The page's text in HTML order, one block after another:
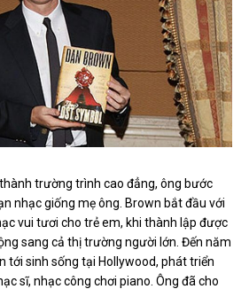
trường trình cao đẳng, ông bước
nhạc giống mẹ ông. Brown bắt đầu với
vui tươi cho trẻ em, khi thành lập được
sang cả thị trường người lớn. Đến năm
tới sinh sống tại Hollywood, phát triển
sĩ, nhạc công chơi piano. Ông đã cho